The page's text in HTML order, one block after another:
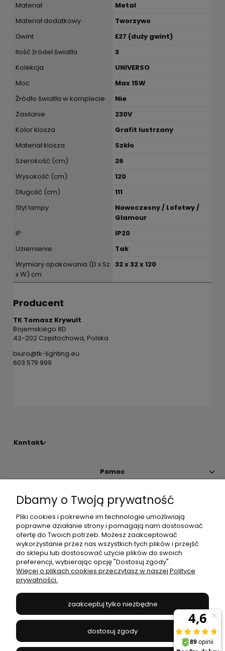
Materiał
Metal
Materiał dodatkowy
Tworzywo
Gwint
E27 (duży gwint)
Ilość źródeł światła
3
Kolekcja
UNIVERSO
Moc
Max 15W
Źródło światła w komplecie
Nie
Zasilanie
230V
Kolor klosza
Grafit lustrzany
Materiał klosza
Szkło
Szerokość (cm)
26
Wysokość (cm)
120
Długość (cm)
111
Styl lampy
Nowoczesny / Lofotwy /
Glamour
IP
IP20
Uziemienie
Tak
Wymiary opakowania (D x Sz
x W) cm
32 x 32 x 120
Producent
TK Tomasz Krywult
Bojemskiego 8D
42-202 Częstochowa, Polska
biuro@tk-lighting.eu
603 579 999
Kontakt
Pomoc
Moje konto
Płatności i dostawa
Informacje
JANEX
669-050-03-43
504 545 749//E-mail:sklep@janexmarket.pl
Dbamy o Twoją prywatność
Pliki cookies i pokrewne im technologie umożliwiają
poprawne działanie strony i pomagają nam dostosować
ofertę do Twoich potrzeb. Możesz zaakceptować
wykorzystanie przez nas wszystkich tych plików i przejść
do sklepu lub dostosować użycie plików do swoich
preferencji, wybierając opcję "Dostosuj zgody".
Więcej o plikach cookies przeczytasz w naszej Polityce
prywatności.
zaakceptuj tylko niezbędne
dostosuj zgody